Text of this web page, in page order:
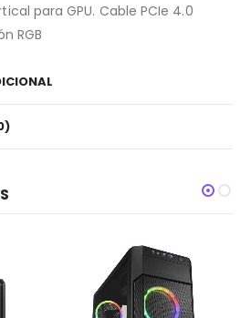
para GPU. Cable PCIe 4.0
RGB